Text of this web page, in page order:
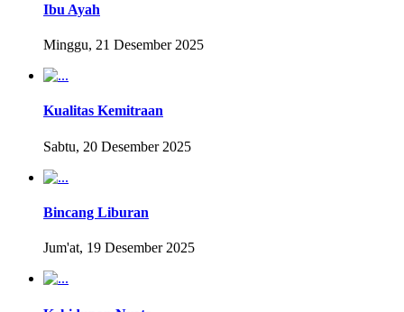
Ibu Ayah
Minggu, 21 Desember 2025
Kualitas Kemitraan
Sabtu, 20 Desember 2025
Bincang Liburan
Jum'at, 19 Desember 2025